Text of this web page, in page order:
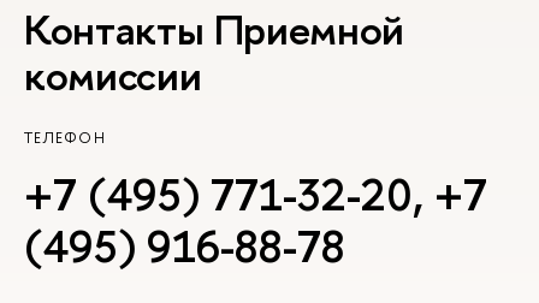
Контакты Приемной
комиссии
ТЕЛЕФОН
+7 (495) 771-32-20, +7
(495) 916-88-78